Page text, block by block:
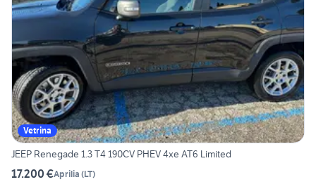
Vetrina
JEEP Renegade 1.3 T4 190CV PHEV 4xe AT6 Limited
17.200 €Aprilia (LT)